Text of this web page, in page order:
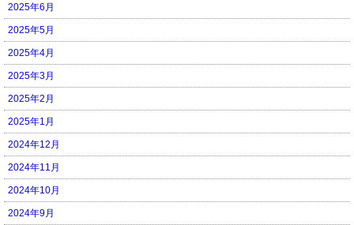
2025年6月
2025年5月
2025年4月
2025年3月
2025年2月
2025年1月
2024年12月
2024年11月
2024年10月
2024年9月